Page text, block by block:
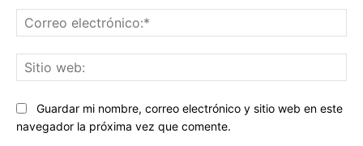
electrónico:*
web:Guardar mi nombre, correo electrónico y sitio web en este
navegador la próxima vez que comente.